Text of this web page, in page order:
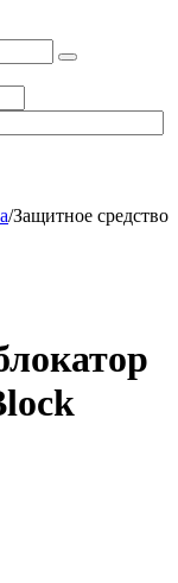
/Защитное средство